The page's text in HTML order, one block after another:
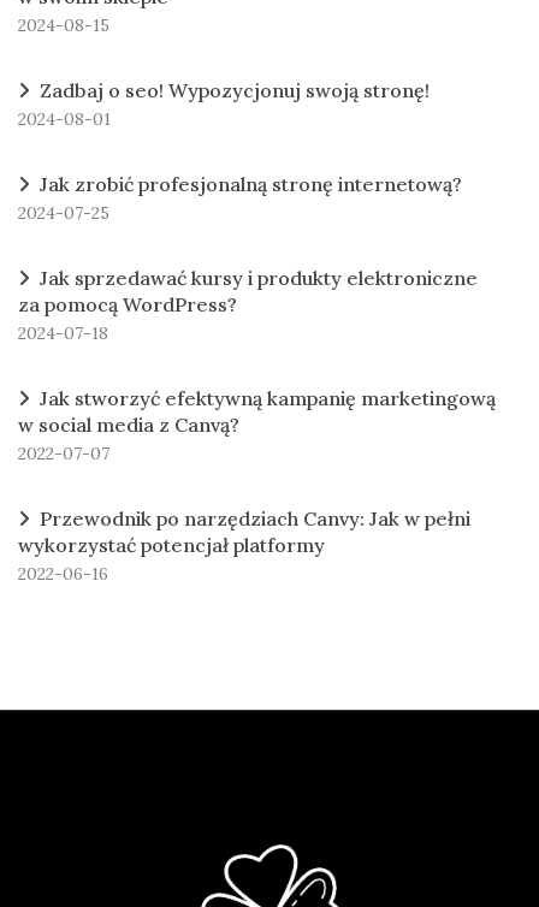
2024-08-15
Zadbaj o seo! Wypozycjonuj swoją stronę!
2024-08-01
Jak zrobić profesjonalną stronę internetową?
2024-07-25
Jak sprzedawać kursy i produkty elektroniczne
za pomocą WordPress?
2024-07-18
Jak stworzyć efektywną kampanię marketingową
w social media z Canvą?
2022-07-07
Przewodnik po narzędziach Canvy: Jak w pełni
wykorzystać potencjał platformy
2022-06-16